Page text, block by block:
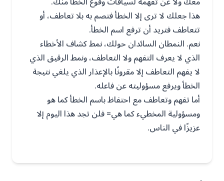
هذا جعلك لا ترى إلا الخطأ فتصم به بلا تعاطف، أو
تتعاطف فتريد أن ترفع اسم الخطأ.
نعم. النمطان السائدان حولك، نمط كشاف الأخطاء
الذي لا يعرف التفهم ولا التعاطف، ونمط الرقيق الذي
لا يفهم التعاطف إلا مقرونًا بالإعذار الذي يلغي نتيجة
الخطأ ويرفع مسؤوليته عن فاعله.
أما تفهم وتعاطف مع احتفاظ باسم الخطأ كما هو
ومسؤولية المخطيء كما هي= فلن تجد هذا اليوم إلا
عزيزًا في الناس.